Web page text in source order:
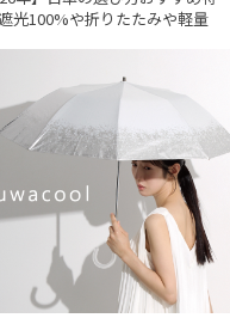
光100%や折りたたみや軽量